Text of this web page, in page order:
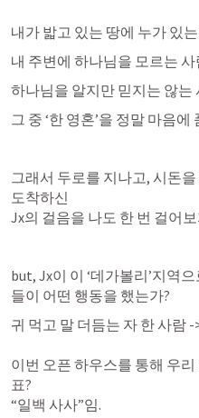
내가 밟고 있는 땅에 누가 있
내 주변에 하나님을 모르는
하나님을 알지만 믿지는 않는
그 중 ‘한 영혼’을 정말 마음
그래서 두로를 지나고, 시돈을
도착하신
Jx의 걸음을 나도 한 번 걸어
but, Jx이 이 ‘데가볼리’지역
들이 어떤 행동을 했는가?
귀 먹고 말 더듬는 자 한 사람
이번 오픈 하우스를 통해 우
표?
“일백 사사”임.